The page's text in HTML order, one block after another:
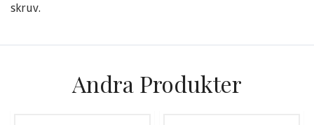
skruv.
Andra Produkter